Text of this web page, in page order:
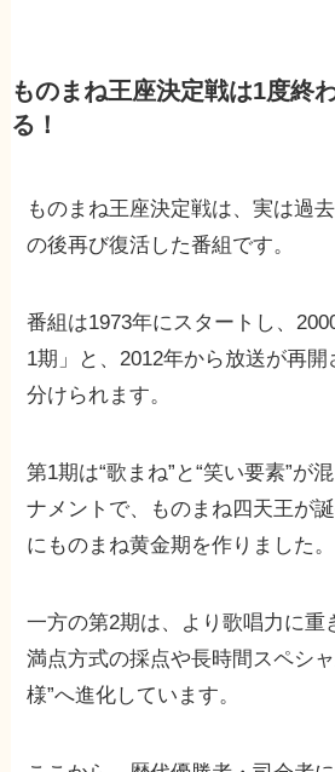
ものまね王座決定戦は1度終
る！
ものまね王座決定戦は、実は過
の後再び復活した番組です。
番組は1973年にスタートし、
1期」と、2012年から放送が再
分けられます。
第1期は“歌まね”と“笑い要素”が
ナメントで、ものまね四天王が
にものまね黄金期を作りました。
一方の第2期は、より歌唱力に重
満点方式の採点や長時間スペシ
様”へ進化しています。